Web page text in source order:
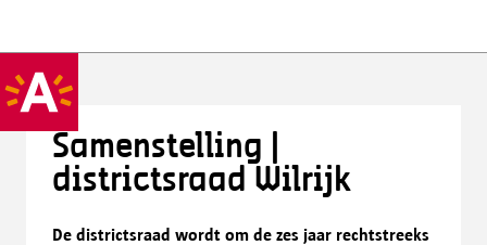
Samenstelling |
districtsraad Wilrijk
De districtsraad wordt om de zes jaar rechtstreeks